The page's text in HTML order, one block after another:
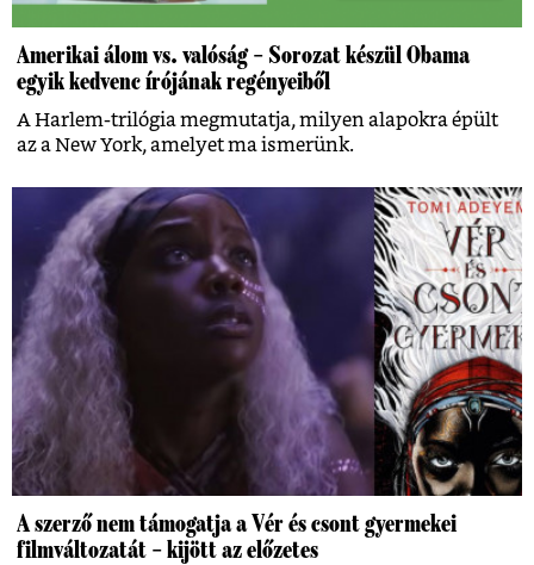
Amerikai álom vs. valóság – Sorozat készül Obama
egyik kedvenc írójának regényeiből
A Harlem-trilógia megmutatja, milyen alapokra épült
az a New York, amelyet ma ismerünk.
A szerző nem támogatja a Vér és csont gyermekei
filmváltozatát – kijött az előzetes